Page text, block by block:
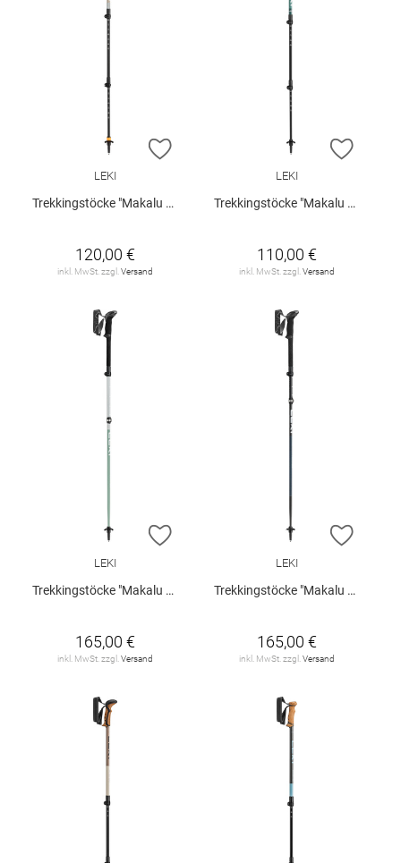
ZUR WUNSCHLISTE HINZUFÜGEN
LEKI
Trekkingstöcke "Makalu Light AS"
120,00 €
inkl. MwSt. zzgl. Versand
ZUR
LEKI
Trekkingstöcke "Makalu Light"
110,00 €
inkl. MwSt. zzgl. Versand
ZUR WUNSCHLISTE HINZUFÜGEN
LEKI
Trekkingstöcke "Makalu FX TA"
165,00 €
inkl. MwSt. zzgl. Versand
ZUR
LEKI
Trekkingstöcke "Makalu FX TA"
165,00 €
inkl. MwSt. zzgl. Versand